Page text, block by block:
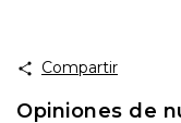
Compartir
Opiniones de